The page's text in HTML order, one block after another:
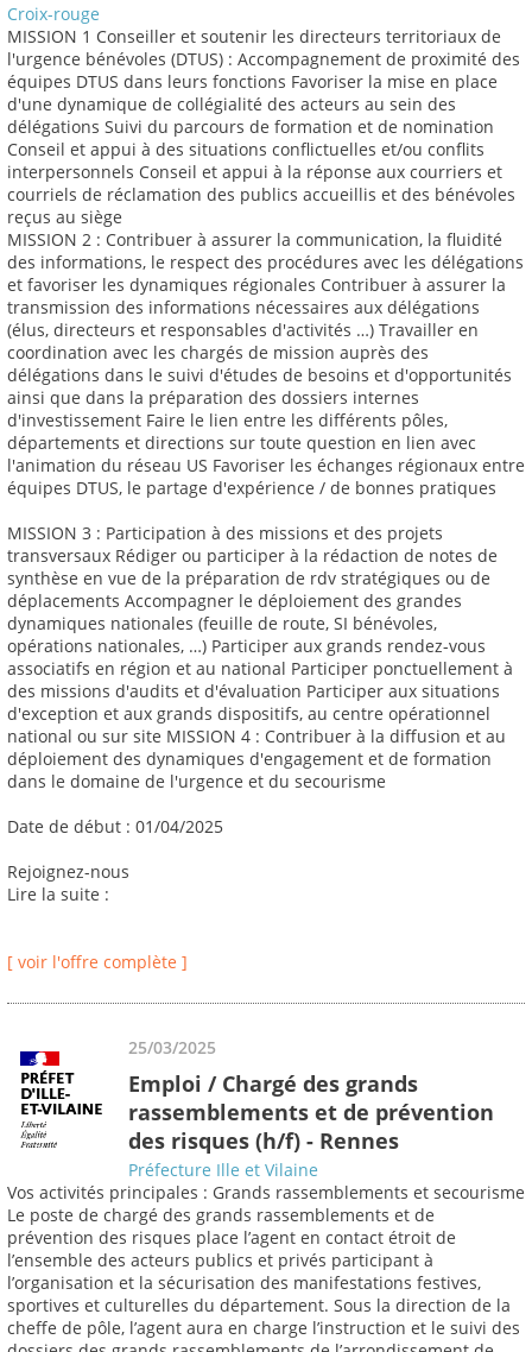
Croix-rouge
MISSION 1 Conseiller et soutenir les directeurs territoriaux de
l'urgence bénévoles (DTUS) : Accompagnement de proximité des
équipes DTUS dans leurs fonctions Favoriser la mise en place
d'une dynamique de collégialité des acteurs au sein des
délégations Suivi du parcours de formation et de nomination
Conseil et appui à des situations conflictuelles et/ou conflits
interpersonnels Conseil et appui à la réponse aux courriers et
courriels de réclamation des publics accueillis et des bénévoles
reçus au siège
MISSION 2 : Contribuer à assurer la communication, la fluidité
des informations, le respect des procédures avec les délégations
et favoriser les dynamiques régionales Contribuer à assurer la
transmission des informations nécessaires aux délégations
(élus, directeurs et responsables d'activités …) Travailler en
coordination avec les chargés de mission auprès des
délégations dans le suivi d'études de besoins et d'opportunités
ainsi que dans la préparation des dossiers internes
d'investissement Faire le lien entre les différents pôles,
départements et directions sur toute question en lien avec
l'animation du réseau US Favoriser les échanges régionaux entre
équipes DTUS, le partage d'expérience / de bonnes pratiques
MISSION 3 : Participation à des missions et des projets
transversaux Rédiger ou participer à la rédaction de notes de
synthèse en vue de la préparation de rdv stratégiques ou de
déplacements Accompagner le déploiement des grandes
dynamiques nationales (feuille de route, SI bénévoles,
opérations nationales, …) Participer aux grands rendez-vous
associatifs en région et au national Participer ponctuellement à
des missions d'audits et d'évaluation Participer aux situations
d'exception et aux grands dispositifs, au centre opérationnel
national ou sur site MISSION 4 : Contribuer à la diffusion et au
déploiement des dynamiques d'engagement et de formation
dans le domaine de l'urgence et du secourisme
Date de début : 01/04/2025
Rejoignez-nous
Lire la suite :
[ voir l'offre complète ]
25/03/2025
Emploi / Chargé des grands
rassemblements et de prévention
des risques (h/f) - Rennes
Préfecture Ille et Vilaine
Vos activités principales : Grands rassemblements et secourisme
Le poste de chargé des grands rassemblements et de
prévention des risques place l’agent en contact étroit de
l’ensemble des acteurs publics et privés participant à
l’organisation et la sécurisation des manifestations festives,
sportives et culturelles du département. Sous la direction de la
cheffe de pôle, l’agent aura en charge l’instruction et le suivi des